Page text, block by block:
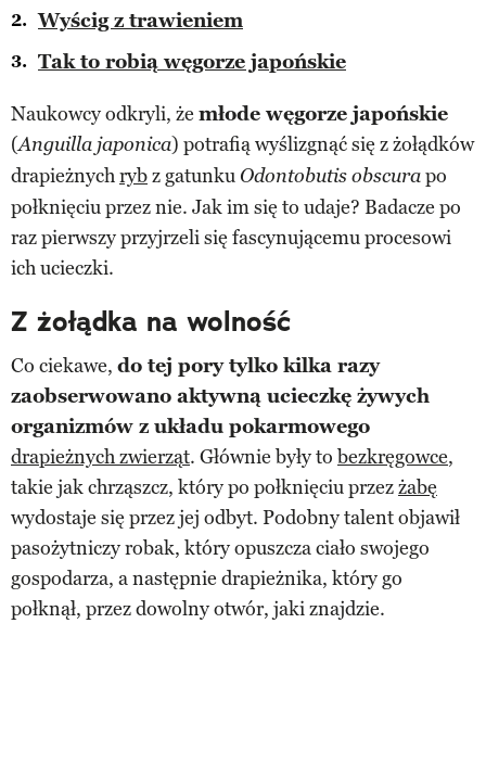
Wyścig z trawieniem
Tak to robią węgorze japońskie
Naukowcy odkryli, że młode węgorze japońskie
(Anguilla japonica) potrafią wyślizgnąć się z żołądków
drapieżnychrybz gatunku Odontobutis obscurapo
połknięciu przez nie. Jak im się to udaje? Badacze po
raz pierwszy przyjrzeli się fascynującemu procesowi
ich ucieczki.
Z żołądka na wolność
Co ciekawe, do tej pory tylko kilka razy
zaobserwowano aktywną ucieczkę żywych
organizmów z układu pokarmowego
drapieżnych zwierząt. Głównie były to bezkręgowce,
takie jak chrząszcz, który po połknięciu przezżabę
wydostaje się przez jej odbyt. Podobny talent objawił
pasożytniczy robak, który opuszcza ciało swojego
gospodarza, a następnie drapieżnika, który go
połknął, przez dowolny otwór, jaki znajdzie.